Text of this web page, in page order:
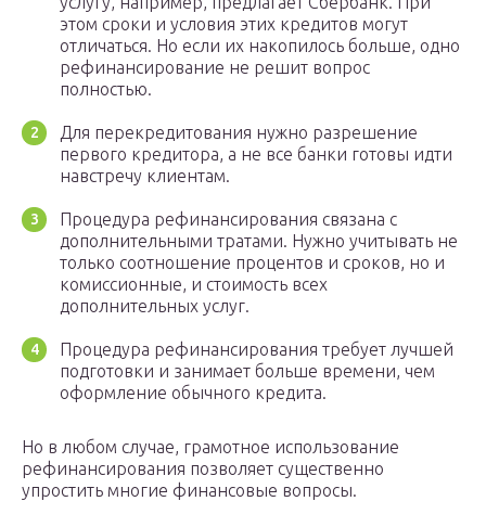
этом сроки и условия этих кредитов могут
отличаться. Но если их накопилось больше, одно
рефинансирование не решит вопрос
полностью.
Для перекредитования нужно разрешение
первого кредитора, а не все банки готовы идти
навстречу клиентам.
Процедура рефинансирования связана с
дополнительными тратами. Нужно учитывать не
только соотношение процентов и сроков, но и
комиссионные, и стоимость всех
дополнительных услуг.
Процедура рефинансирования требует лучшей
подготовки и занимает больше времени, чем
оформление обычного кредита.
Но в любом случае, грамотное использование
рефинансирования позволяет существенно
упростить многие финансовые вопросы.